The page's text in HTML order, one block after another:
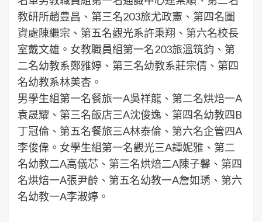
教研所趙豊昌、第三名203旅尤政憲、第四名圖
資處陳繼宗、第五名觀光系許秉翔、第六名校長
室戴文雄。女教職員組第一名203旅溫筑鈞、第
二名幼教系鄭雅婷、第三名幼教系莊宗倩、第四
名幼教系林美杏。
男學生組第一名餐旅一A吳祥龍、第二名烘焙一A
袁晟耀、第三名飯店三A沈俊逸、第四名幼教四B
丁冠倫、第五名餐旅三A林泰倫、第六名企管四A
李俊偉。女學生組第一名觀光三A譚妮雅、第二
名幼教二A高儀芯、第三名烘焙二A陳子馨、第四
名烘焙一A張尹齡、第五名幼教一A詹如琇、第六
名幼教一A李淑婷。